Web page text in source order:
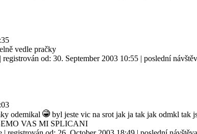
vedle pračky
| registrován od: 30. September 2003 10:55 | poslední
odemikal
byl jeste vic na srot jak ja tak jak odmkl tak
VAS MI SPLICANI